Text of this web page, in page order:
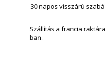
30 napos visszárú
Szállítás a francia
ban.